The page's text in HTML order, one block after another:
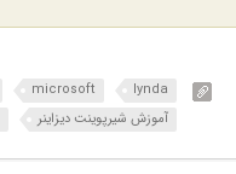
lynda
microsoft
آموزش شیرپوینت دیزاینر